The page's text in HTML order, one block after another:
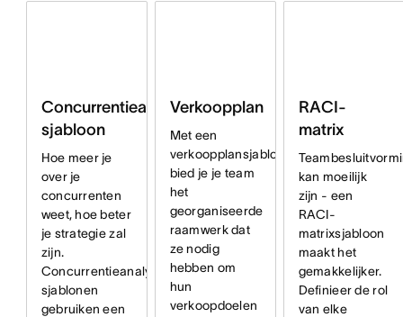
Concurrentieanalyse-
sjabloon
Hoe meer je
over je
concurrenten
weet, hoe beter
je strategie zal
zijn.
Concurrentieanalyse-
sjablonen
gebruiken een
Verkoopplan
Met een
verkoopplansjabloon
bied je je team
het
georganiseerde
raamwerk dat
ze nodig
hebben om
hun
verkoopdoelen
RACI-
matrix
kan moeilijk
zijn - een
RACI-
matrixsjabloon
maakt het
gemakkelijker.
Definieer de rol
van elke